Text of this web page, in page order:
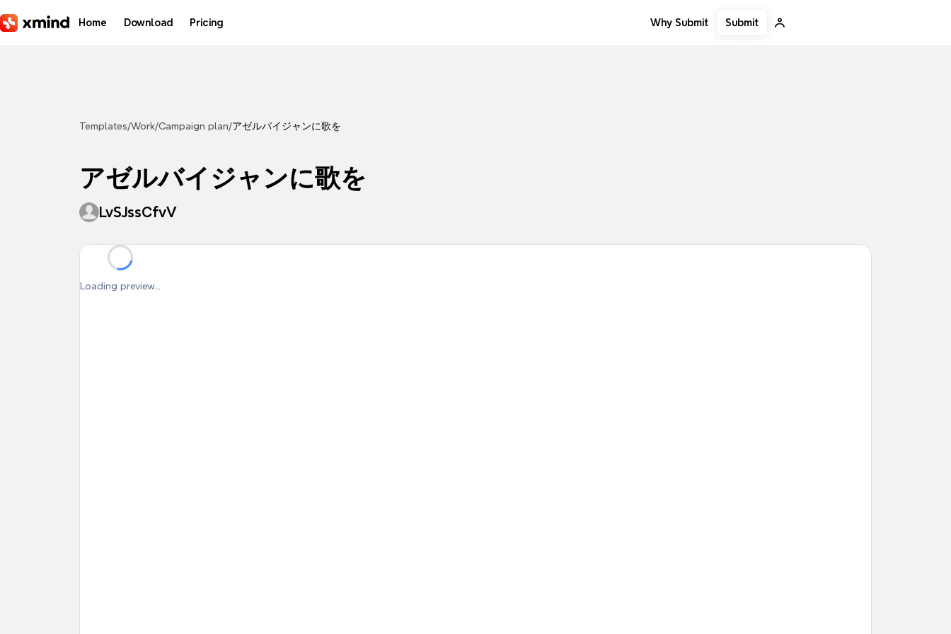
Home Download Pricing Why Submit Submit
Templates/Work/Campaign plan/アゼルバイジャンに歌を
アゼルバイジャンに歌を
LvSJssCfvV
Loading preview...